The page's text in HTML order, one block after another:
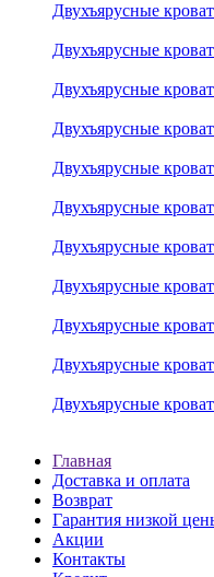
Двухъярусные
Двухъярусные
Двухъярусные
Двухъярусные
Двухъярусные
Двухъярусные
Двухъярусные
Двухъярусные
Двухъярусные
Двухъярусные
Двухъярусные
Главная
Доставка и оплата
Возврат
Гарантия низкой
Акции
Контакты